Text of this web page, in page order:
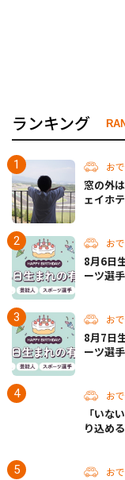
ランキング
お
窓の外
ェイホ
お
8月6日
ーツ選
お
8月7日
ーツ選
お
「いな
り込め
お